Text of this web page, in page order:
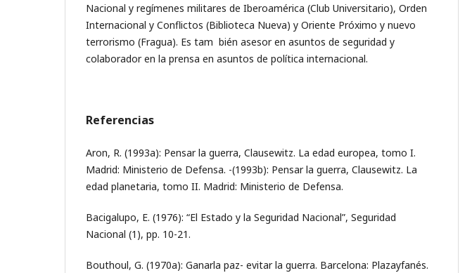
Nacional y regímenes militares de Iberoamérica (Club Universitario), Orden
Internacional y Conflictos (Biblioteca Nueva) y Oriente Próximo y nuevo
terrorismo (Fragua). Es tam ­ bién asesor en asuntos de seguridad y
colaborador en la prensa en asuntos de política internacional.
Referencias
Aron, R. (1993a): Pensar la guerra, Clausewitz. La edad europea, tomo I.
Madrid: Ministerio de Defensa. -(1993b): Pensar la guerra, Clausewitz. La
edad planetaria, tomo II. Madrid: Ministerio de Defensa.
Bacigalupo, E. (1976): “El Estado y la Seguridad Nacional”, Seguridad
Nacional (1), pp. 10-21.
Bouthoul, G. (1970a): Ganarla paz- evitar la guerra. Barcelona: Plazayfanés.